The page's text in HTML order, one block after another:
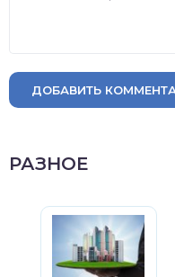
ДОБАВИТЬ
РАЗНОЕ